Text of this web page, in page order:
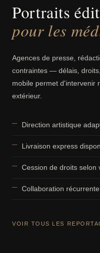
Portraits
pour les
Agences de presse,
contraintes — délais,
mobile permet d'intervenir
extérieur.
Direction artistique
Livraison express
Cession de droits selon
Collaboration
VOIR TOUS LES